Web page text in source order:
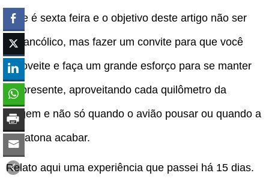
Hoje é sexta feira e o objetivo deste artigo não ser
melancólico, mas fazer um convite para que você
aproveite e faça um grande esforço para se manter
no presente, aproveitando cada quilômetro da
viagem e não só quando o avião pousar ou quando a
maratona acabar.
Relato aqui uma experiência que passei há 15 dias.